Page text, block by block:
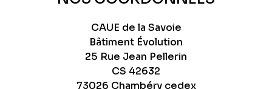
CAUE de la Savoie
Bâtiment Évolution
25 Rue Jean Pellerin
CS 42632
73026 Chambéry cedex